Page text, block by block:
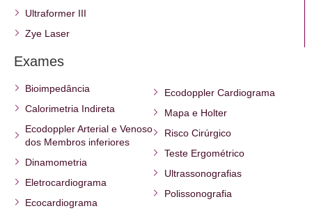
Ultraformer III
Zye Laser
Exames
Bioimpedância
Calorimetria Indireta
Ecodoppler Arterial e Venoso
dos Membros inferiores
Dinamometria
Eletrocardiograma
Ecocardiograma
Ecodoppler Cardiograma
Mapa e Holter
Risco Cirúrgico
Teste Ergométrico
Ultrassonografias
Polissonografia